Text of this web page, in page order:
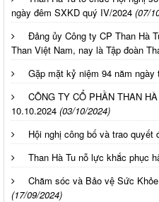
ngày đêm SXKD quý IV/2024 (07/
Đảng ủy Công ty CP Than Hà
Than Việt Nam, nay là Tập đoàn
Gặp mặt kỷ niệm 94 năm ngày
CÔNG TY CỔ PHẦN THAN
10.10.2024 (03/10/2024)
Hội nghị công bố và trao
Than Hà Tu nỗ lực khắc phục
Chăm sóc và Bảo vệ Sức
(17/09/2024)